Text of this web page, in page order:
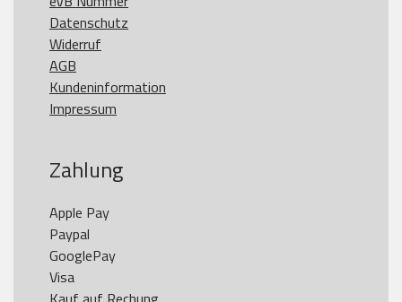
Datenschutz
Widerruf
AGB
Kundeninformation
Impressum
Zahlung
Apple Pay
Paypal
GooglePay
Visa